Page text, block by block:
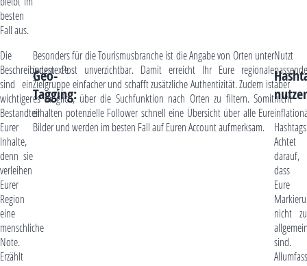
besten
Fall aus.
Die
Beschreibungstexte
sind ein
wichtiger
Bestandteil
Eurer
Inhalte,
denn sie
verleihen
Eurer
Region
eine
menschliche
Note.
Erzählt
Geo-
Tagging:
Besonders für die Tourismusbranche ist die Angabe von Orten unter
jedem Post unverzichtbar. Damit erreicht Ihr Eure regionale
Zielgruppe einfacher und schafft zusätzliche Authentizität. Zudem ist
es möglich, über die Suchfunktion nach Orten zu filtern. Somit
erhalten potenzielle Follower schnell eine Übersicht über alle Eure
Bilder und werden im besten Fall auf Euren Account aufmerksam.
Nutzt
passende
aber
nicht
Achtet
darauf,
dass
Eure
nicht zu
sind.